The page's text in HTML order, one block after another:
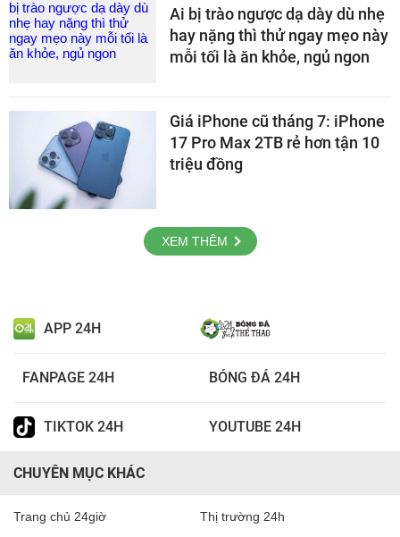
Ai bị trào ngược dạ dày dù nhẹ
hay nặng thì thử ngay mẹo này
mỗi tối là ăn khỏe, ngủ ngon
Giá iPhone cũ tháng 7: iPhone
17 Pro Max 2TB rẻ hơn tận 10
triệu đồng
XEM THÊM
APP 24H
FANPAGE 24H BÓNG ĐÁ 24H
TIKTOK 24H YOUTUBE 24H
CHUYÊN MỤC KHÁC
Trang chủ 24giờ Thị trường 24h